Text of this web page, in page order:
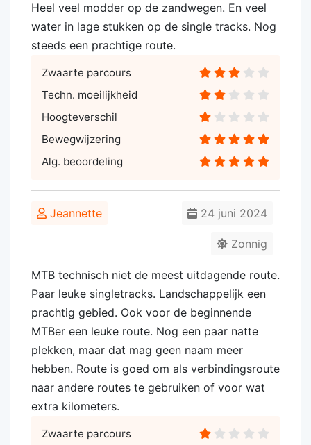
Heel veel modder op de zandwegen. En veel
water in lage stukken op de single tracks. Nog
steeds een prachtige route.
Zwaarte parcours
Techn. moeilijkheid
Hoogteverschil
Bewegwijzering
Alg. beoordeling
Jeannette 24 juni 2024
Zonnig
MTB technisch niet de meest uitdagende route.
Paar leuke singletracks. Landschappelijk een
prachtig gebied. Ook voor de beginnende
MTBer een leuke route. Nog een paar natte
plekken, maar dat mag geen naam meer
hebben. Route is goed om als verbindingsroute
naar andere routes te gebruiken of voor wat
extra kilometers.
Zwaarte parcours